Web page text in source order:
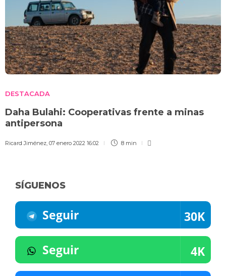
DESTACADA
Daha Bulahi: Cooperativas frente a minas
antipersona
Ricard Jiménez, 07 enero 2022 16:02 8 min
SÍGUENOS
Seguir 30K
Seguir 4K